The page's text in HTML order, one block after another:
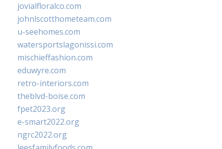
jovialfloralco.com
johnlscotthometeam.com
u-seehomes.com
watersportslagonissi.com
mischieffashion.com
eduwyre.com
retro-interiors.com
theblvd-boise.com
fpet2023.org
e-smart2022.org
ngrc2022.org